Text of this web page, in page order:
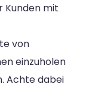
Kunden mit
von
einzuholen
Achte dabei